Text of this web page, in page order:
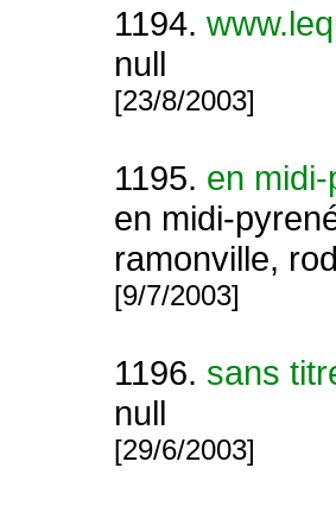
1194.
null
[23/8/2003]
1195. en
en midi-
ramonville,
[9/7/2003]
1196. sans
null
[29/6/2003]